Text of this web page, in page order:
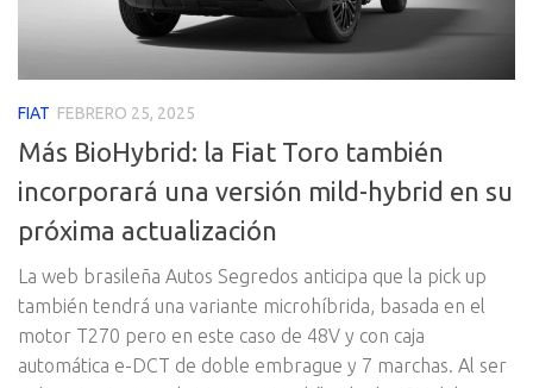
FIAT FEBRERO 25, 2025
Más BioHybrid: la Fiat Toro también
incorporará una versión mild-hybrid en su
próxima actualización
La web brasileña Autos Segredos anticipa que la pick up
también tendrá una variante microhíbrida, basada en el
motor T270 pero en este caso de 48V y con caja
automática e-DCT de doble embrague y 7 marchas. Al ser